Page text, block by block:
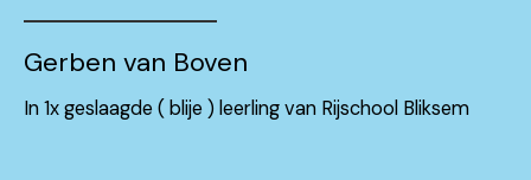
Gerben van Boven
In 1x geslaagde ( blije ) leerling van Rijschool Bliksem